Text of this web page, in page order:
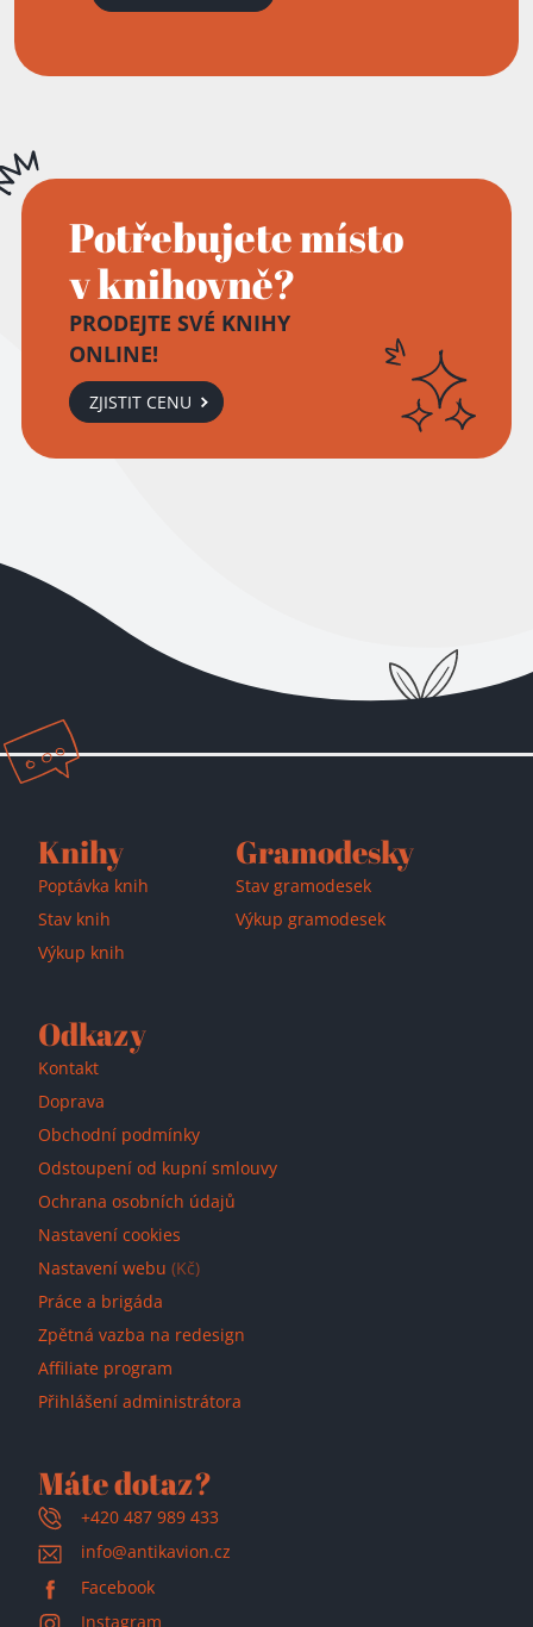
Potřebujete místo
v knihovně?
PRODEJTE SVÉ KNIHY
ONLINE!
ZJISTIT CENU
Knihy
Poptávka knih
Stav knih
Výkup knih
Gramodesky
Stav gramodesek
Výkup gramodesek
Odkazy
Kontakt
Doprava
Obchodní podmínky
Odstoupení od kupní smlouvy
Ochrana osobních údajů
Nastavení cookies
Nastavení webu (Kč)
Práce a brigáda
Zpětná vazba na redesign
Affiliate program
Přihlášení administrátora
Máte dotaz?
+420 487 989 433
info@antikavion.cz
Facebook
Instagram